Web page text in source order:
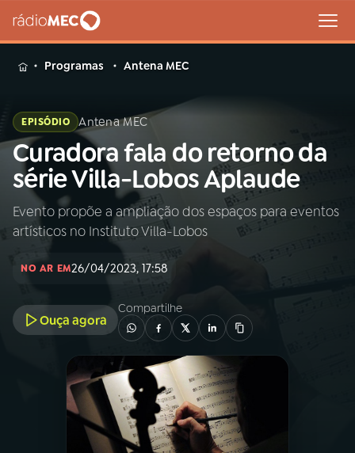
MENU
Buscar
na
Rádio
MEC
Buscar
Início AO VIVO
PROGRAMAÇÃO
PROGRAMAS
Programas Antena MEC
EPISÓDIO Antena MEC
Curadora fala do retorno da
série Villa-Lobos Aplaude
Evento propõe a ampliação dos espaços para eventos
artísticos no Instituto Villa-Lobos
NO AR EM26/04/2023, 17:58
Ouça agora
Compartilhe